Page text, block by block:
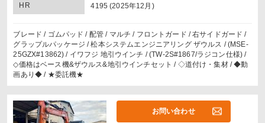
HR 4195 (2025年12月)
ブレード / ゴムパッド / 配管 / マルチ / フロントガード / 右サイドガード /
グラップルパッケージ / 松本システムエンジニアリング ザウルス / (MSE-
25GZX#13862) / イワフジ 地引ウインチ / (TW-2S#1867/ラジコン仕様) /
◇価格はベース機&ザウルス&地引ウインチセット / ◇道付け・集材 / ◆動
画あり◆ / ★委託機★
お問い合わせ